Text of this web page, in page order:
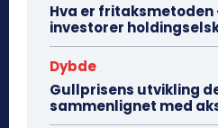
Hva er fritaksmetoden
investorer
Dybde
Gullprisens utvikling
sammenlignet med